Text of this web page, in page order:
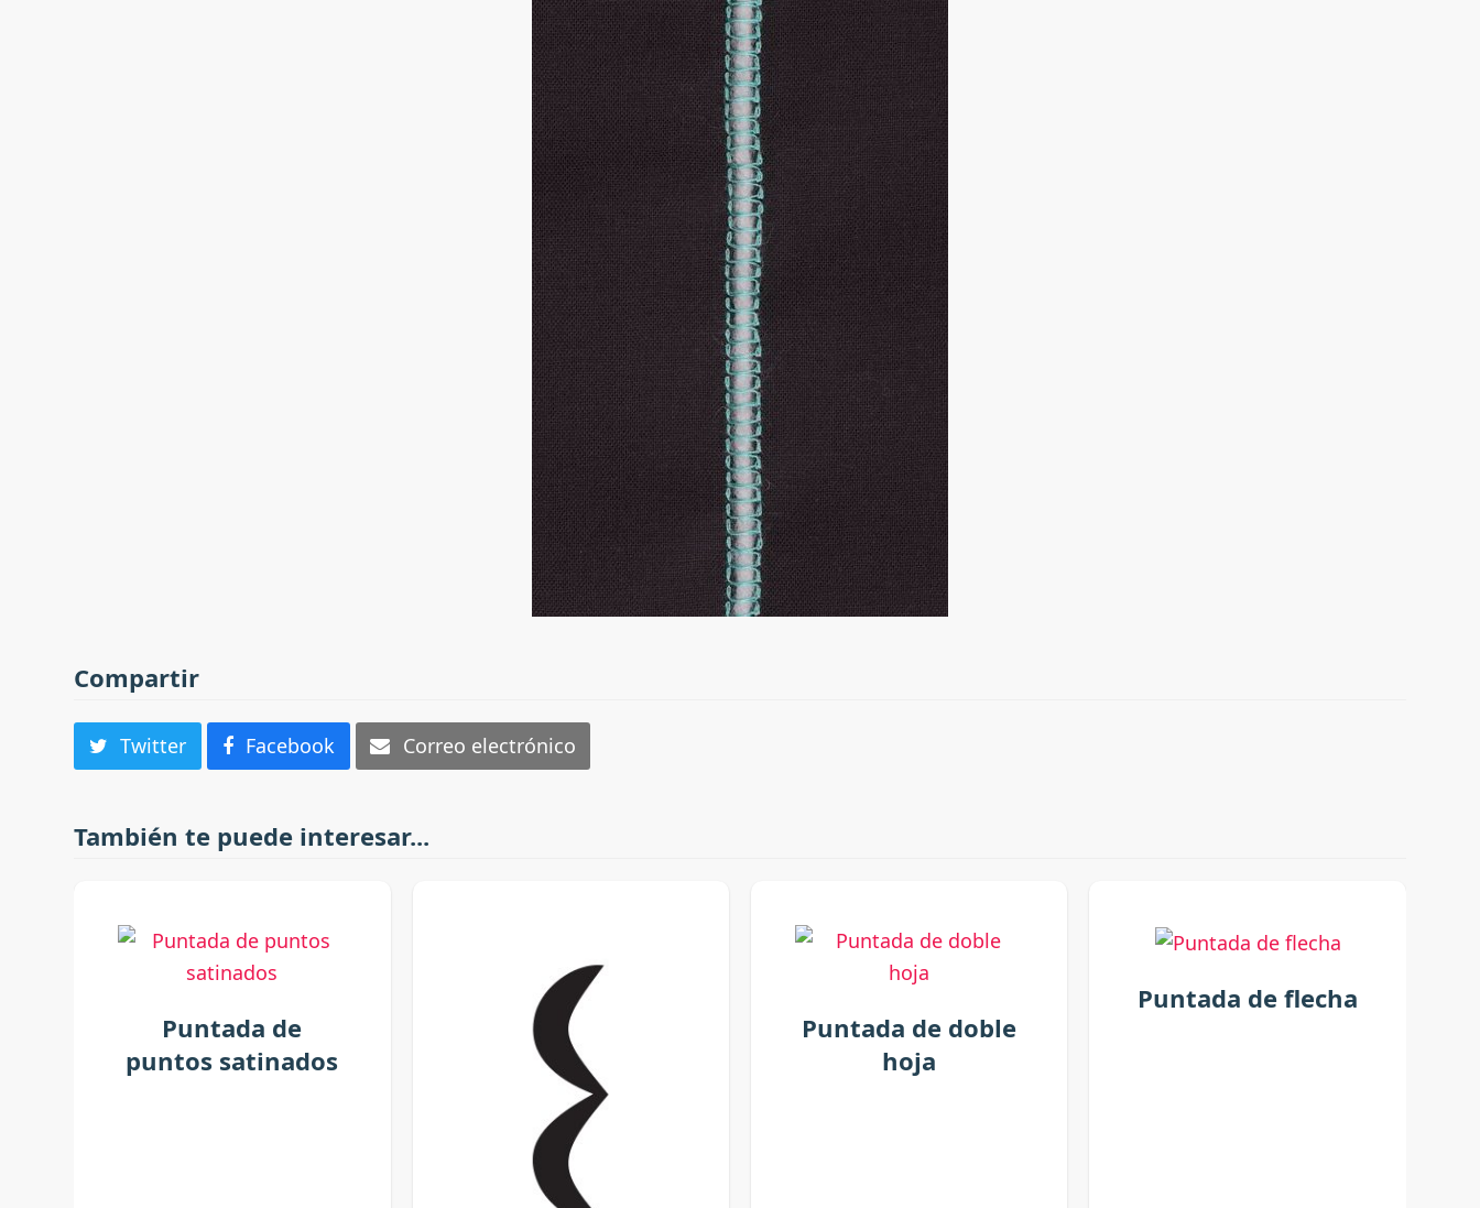
Compartir
Twitter Facebook Correo electrónico
También te puede interesar...
Puntada de
puntos satinados
Puntada de doble
hoja
Puntada de flecha